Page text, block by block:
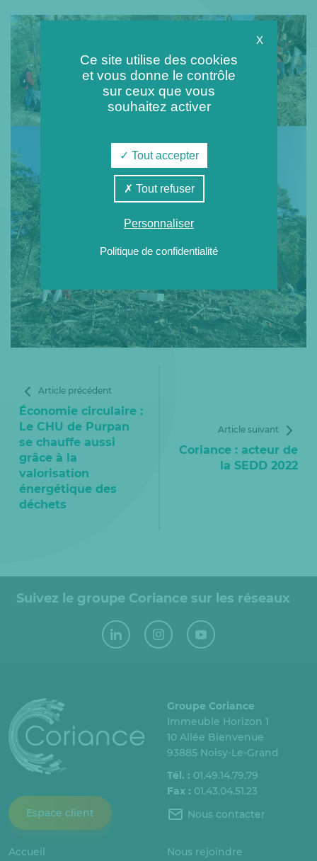
Article précédent
Économie circulaire :
Le CHU de Purpan
se chauffe aussi
grâce à la
valorisation
énergétique des
déchets
Article suivant
Coriance : acteur de
la SEDD 2022
Suivez le groupe Coriance sur les réseaux
Espace client
Groupe Coriance
Immeuble Horizon 1
10 Allée Bienvenue
93885 Noisy-Le-Grand
Tél. : 01.49.14.79.79
Fax : 01.43.04.51.23
Nous contacter
Accueil Nous rejoindre
X
Ce site utilise des cookies
et vous donne le contrôle
sur ceux que vous
souhaitez activer
Tout accepter
Tout refuser
Personnaliser
Politique de confidentialité